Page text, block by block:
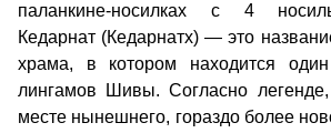
паланкине-носилках с 4
Кедарнат (Кедарнатх) — это
храма, в котором находится
лингамов Шивы. Согласно
месте нынешнего, гораздо более